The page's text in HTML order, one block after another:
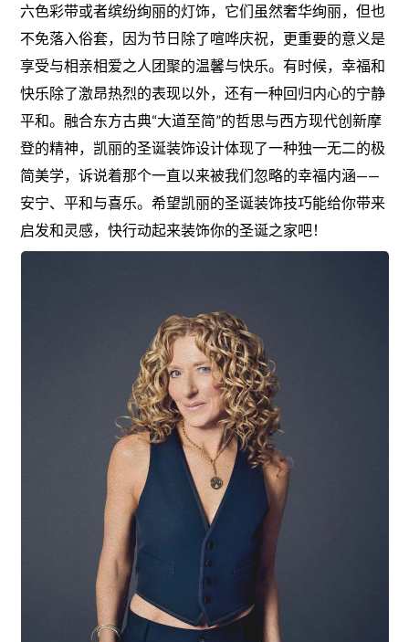
六色彩带或者缤纷绚丽的灯饰，它们虽然奢华绚丽，但也
不免落入俗套，因为节日除了喧哗庆祝，更重要的意义是
享受与相亲相爱之人团聚的温馨与快乐。有时候，幸福和
快乐除了激昂热烈的表现以外，还有一种回归内心的宁静
平和。融合东方古典“大道至简”的哲思与西方现代创新摩
登的精神，凯丽的圣诞装饰设计体现了一种独一无二的极
简美学，诉说着那个一直以来被我们忽略的幸福内涵——
安宁、平和与喜乐。希望凯丽的圣诞装饰技巧能给你带来
启发和灵感，快行动起来装饰你的圣诞之家吧！